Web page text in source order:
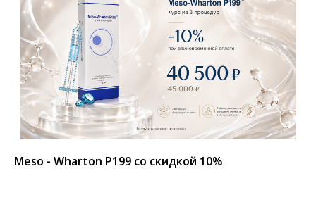
Meso - Wharton P199 со скидкой 10%